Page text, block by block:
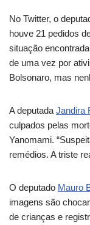
No Twitter, o
houve 21 pedidos
situação
de uma vez por
Bolsonaro, mas
A deputada Jandira
culpados pelas
Yanomami.
remédios. A triste
O deputado Mauro
imagens são
de crianças e